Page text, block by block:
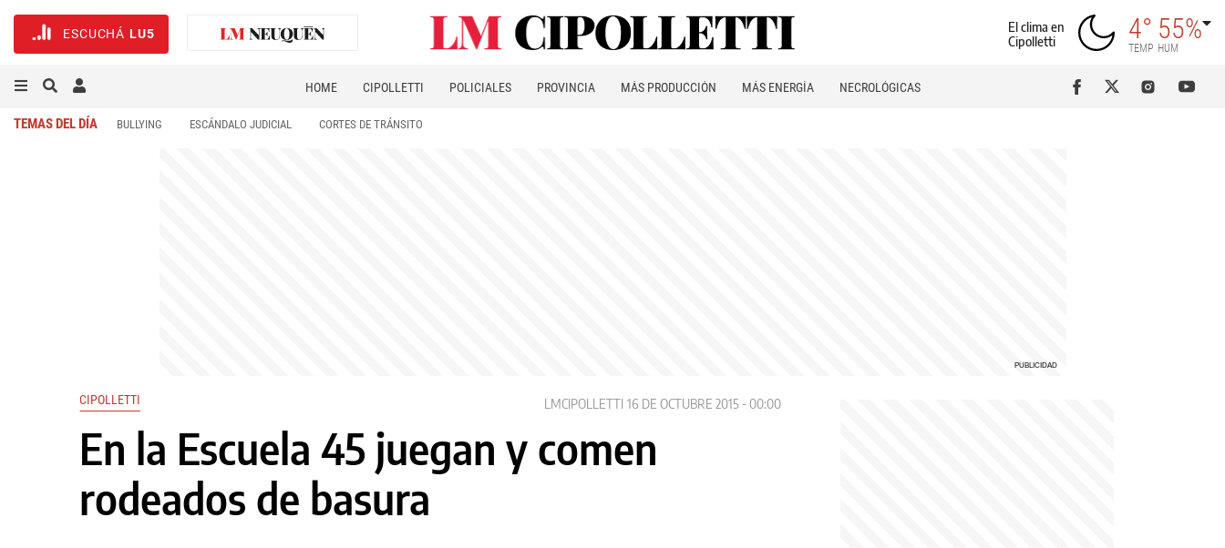
ESCUCHÁ LU5
El clima en
Cipolletti
4°
TEMP
55%
HUM
HOME CIPOLLETTI POLICIALES PROVINCIA MÁS PRODUCCIÓN MÁS ENERGÍA NECROLÓGICAS
TEMAS DEL DÍA BULLYING ESCÁNDALO JUDICIAL CORTES DE TRÁNSITO
CIPOLLETTI LMCIPOLLETTI 16 DE OCTUBRE 2015 - 00:00
En la Escuela 45 juegan y comen
rodeados de basura